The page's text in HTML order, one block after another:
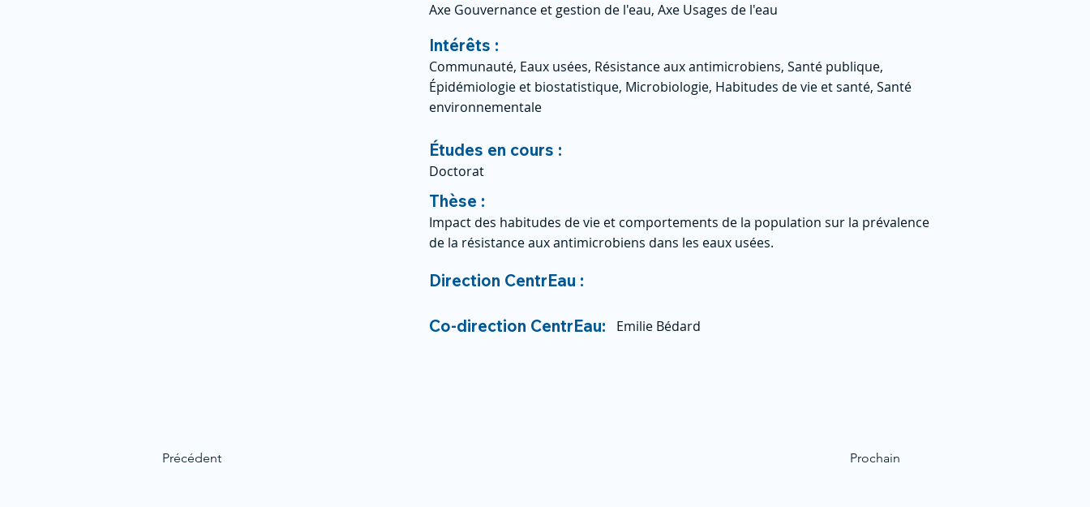
Axe Gouvernance et gestion de l'eau, Axe Usages de l'eau
Intérêts :
Communauté, Eaux usées, Résistance aux antimicrobiens, Santé publique,
Épidémiologie et biostatistique, Microbiologie, Habitudes de vie et santé, Santé
environnementale
Études en cours :
Doctorat
Thèse :
Impact des habitudes de vie et comportements de la population sur la prévalence
de la résistance aux antimicrobiens dans les eaux usées.
Précédent
Direction CentrEau :
Co-direction CentrEau: Emilie Bédard
Prochain